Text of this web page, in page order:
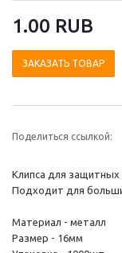
1.00 RUB
ЗАКАЗАТЬ ТОВАР
Поделиться ссылкой:
Клипса для защитных
Подходит для
Материал - металл
Размер - 16мм